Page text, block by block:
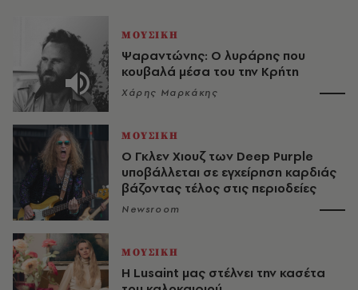
ΜΟΥΣΙΚΗ
Ψαραντώνης: Ο λυράρης που
κουβαλά μέσα του την Κρήτη
Χάρης Μαρκάκης
ΜΟΥΣΙΚΗ
O Γκλεν Χιουζ των Deep Purple
υποβάλλεται σε εγχείρηση καρδιάς
βάζοντας τέλος στις περιοδείες
Newsroom
ΜΟΥΣΙΚΗ
Η Lusaint μας στέλνει την κασέτα